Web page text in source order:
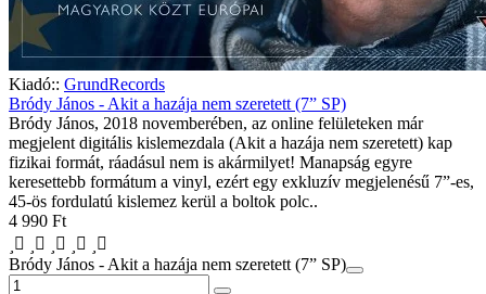
Kiadó:: GrundRecords
Bródy János - Akit a hazája nem szeretett (7” SP)
Bródy János, 2018 novemberében, az online felületeken már
megjelent digitális kislemezdala (Akit a hazája nem szeretett) kap
fizikai formát, ráadásul nem is akármilyet! Manapság egyre
keresettebb formátum a vinyl, ezért egy exkluzív megjelenésű 7”-es,
45-ös fordulatú kislemez kerül a boltok polc..
4 990 Ft
Bródy János - Akit a hazája nem szeretett (7” SP)